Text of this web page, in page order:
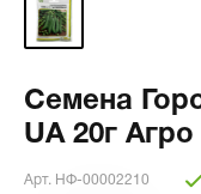
Семена
UA 20г
Арт. НФ-00002210